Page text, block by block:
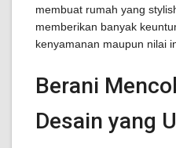
membuat rumah yang
memberikan banyak
kenyamanan maupun nilai
Berani
Desain yang